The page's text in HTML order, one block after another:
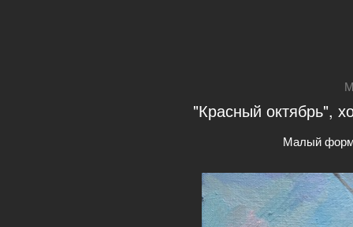
"Красный октябрь",
Малый